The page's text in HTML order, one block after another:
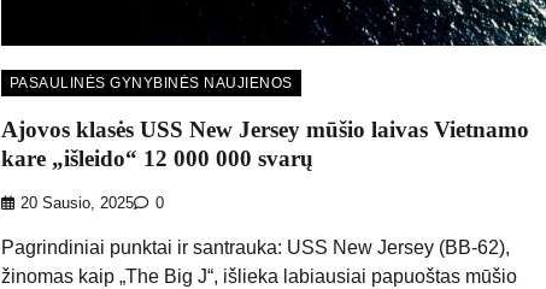
PASAULINĖS GYNYBINĖS NAUJIENOS
Ajovos klasės USS New Jersey mūšio laivas Vietnamo
kare „išleido“ 12 000 000 svarų
20 Sausio, 2025 0
Pagrindiniai punktai ir santrauka: USS New Jersey (BB-62),
žinomas kaip „The Big J“, išlieka labiausiai papuoštas mūšio